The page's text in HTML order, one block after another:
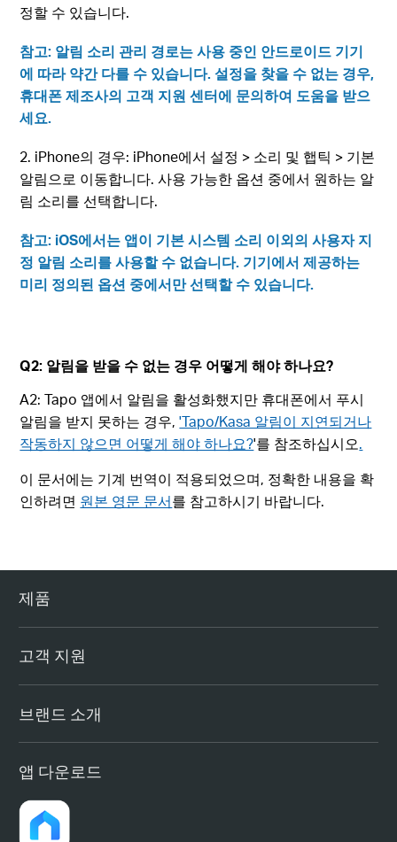
정할 수 있습니다.
참고: 알림 소리 관리 경로는 사용 중인 안드로이드 기기
에 따라 약간 다를 수 있습니다. 설정을 찾을 수 없는 경우,
휴대폰 제조사의 고객 지원 센터에 문의하여 도움을 받으
세요.
2. iPhone의 경우: iPhone에서 설정 > 소리 및 햅틱 > 기본
알림으로 이동합니다. 사용 가능한 옵션 중에서 원하는 알
림 소리를 선택합니다.
참고: iOS에서는 앱이 기본 시스템 소리 이외의 사용자 지
정 알림 소리를 사용할 수 없습니다. 기기에서 제공하는
미리 정의된 옵션 중에서만 선택할 수 있습니다.
Q2: 알림을 받을 수 없는 경우 어떻게 해야 하나요?
A2: Tapo 앱에서 알림을 활성화했지만 휴대폰에서 푸시
알림을 받지 못하는 경우,'Tapo/Kasa 알림이 지연되거나
작동하지 않으면 어떻게 해야 하나요?'를 참조하십시오.
이 문서에는 기계 번역이 적용되었으며, 정확한 내용을 확
인하려면 원본 영문 문서를 참고하시기 바랍니다.
제품
고객 지원
브랜드 소개
앱 다운로드